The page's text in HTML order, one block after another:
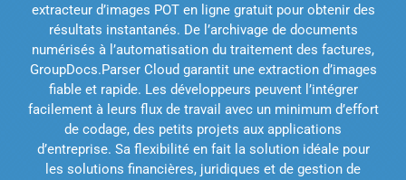
extracteur d’images POT en ligne gratuit pour obtenir des
résultats instantanés. De l’archivage de documents
numérisés à l’automatisation du traitement des factures,
GroupDocs.Parser Cloud garantit une extraction d’images
fiable et rapide. Les développeurs peuvent l’intégrer
facilement à leurs flux de travail avec un minimum d’effort
de codage, des petits projets aux applications
d’entreprise. Sa flexibilité en fait la solution idéale pour
les solutions financières, juridiques et de gestion de